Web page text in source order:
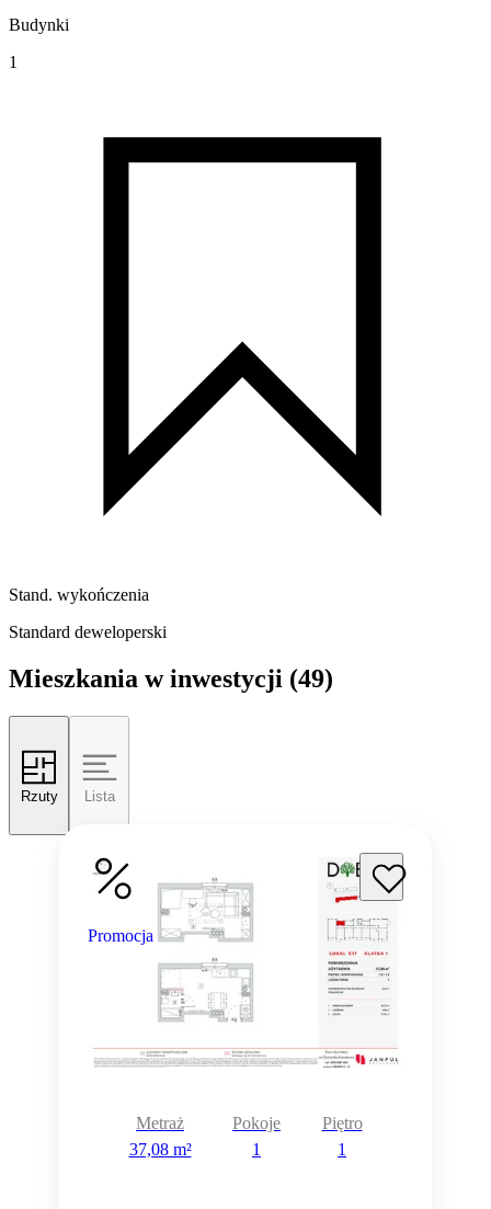
Budynki
1
Stand. wykończenia
Standard deweloperski
Mieszkania w inwestycji (49)
Rzuty Lista
Promocja
Metraż
37,08 m²
Pokoje
1
Piętro
1